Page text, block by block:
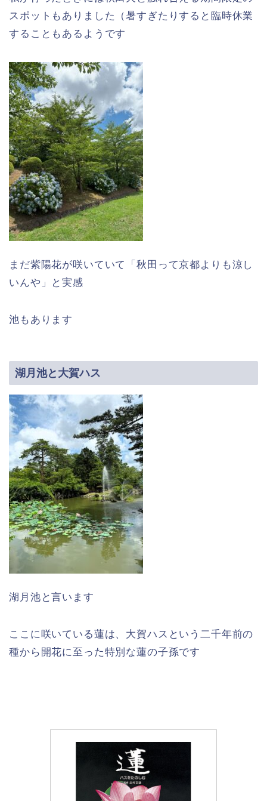
スポットもありました（暑すぎたりすると臨時休業
することもあるようです
まだ紫陽花が咲いていて「秋田って京都よりも涼し
いんや」と実感
池もあります
湖月池と大賀ハス
湖月池と言います
ここに咲いている蓮は、大賀ハスという二千年前の
種から開花に至った特別な蓮の子孫です